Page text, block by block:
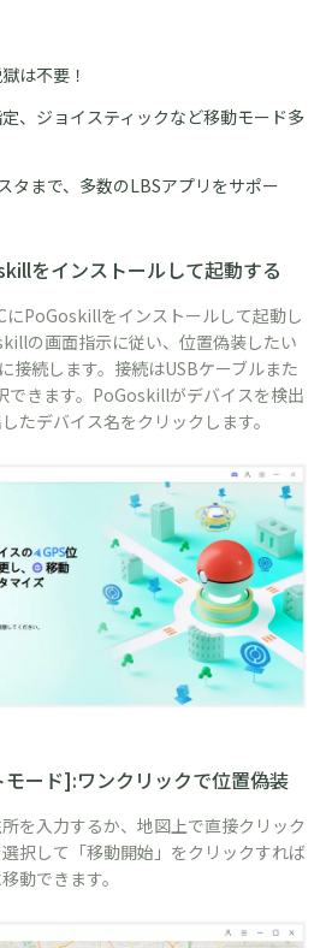
は不要！
、ジョイスティックなど移動モード多
タまで、多数のLBSアプリをサポー
をインストールして起動する
にPoGoskillをインストールして起動し
の画面指示に従い、位置偽装したい
接続します。接続はUSBケーブルまた
できます。PoGoskillがデバイスを検出
たデバイス名をクリックします。
ード]:ワンクリックで位置偽装
を入力するか、地図上で直接クリック
択して「移動開始」をクリックすれば
動できます。